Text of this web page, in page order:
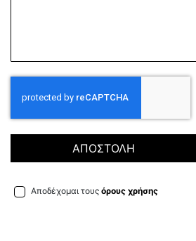
ΑΠΟΣΤΟΛΗ
Αποδέχομαι τους όρους χρήσης